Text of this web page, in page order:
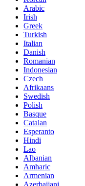
Arabic
Irish
Greek
Turkish
Italian
Danish
Romanian
Indonesian
Czech
Afrikaans
Swedish
Polish
Basque
Catalan
Esperanto
Hindi
Lao
Albanian
Amharic
Armenian
Azerbaijani